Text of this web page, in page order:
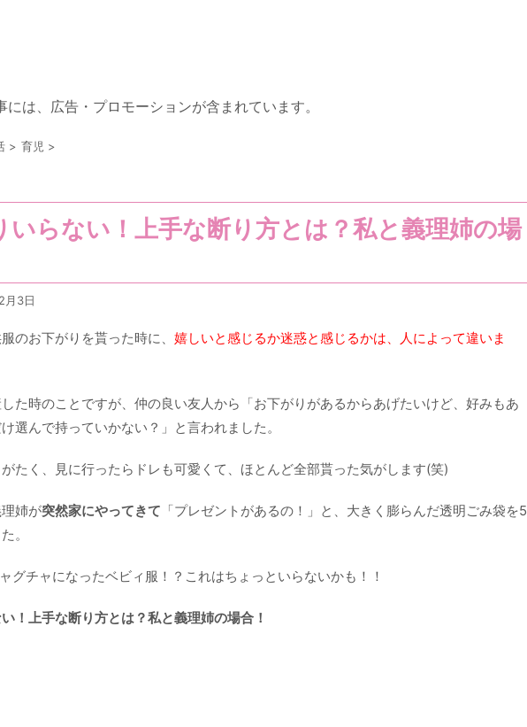
には、広告・プロモーションが含まれています。
> 育児 >
いらない！上手な断り方とは？私と義理姉の場
月3日
のお下がりを貰った時に、 嬉しいと感じるか迷惑と感じるかは、人によって違いま
た時のことですが、仲の良い友人から「お下がりがあるからあげたいけど、好みもあ
選んで持っていかない？」と言われました。
たく、見に行ったらドレも可愛くて、ほとんど全部貰った気がします(笑)
姉が突然家にやってきて 「プレゼントがあるの！」と、大きく膨らんだ透明ごみ袋を5
。
チャになったベビィ服！？これはちょっといらないかも！！
！上手な断り方とは？私と義理姉の場合！